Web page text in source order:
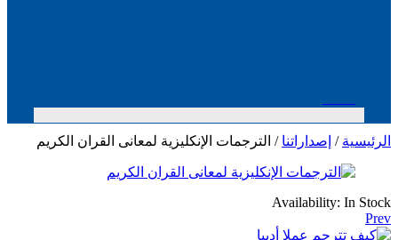
الرئيسية / إصداراتنا / الترجمات الإنكليزية لمعانى القران الكريم
Availability: In Stock
Prev